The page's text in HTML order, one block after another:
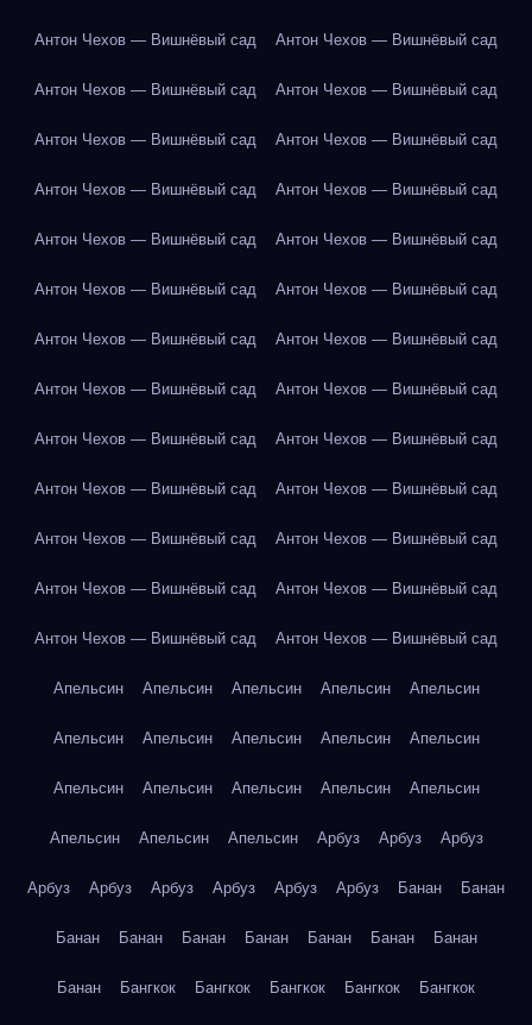
Антон Чехов — Вишнёвый сад Антон Чехов — Вишнёвый сад
Антон Чехов — Вишнёвый сад Антон Чехов — Вишнёвый сад
Антон Чехов — Вишнёвый сад Антон Чехов — Вишнёвый сад
Антон Чехов — Вишнёвый сад Антон Чехов — Вишнёвый сад
Антон Чехов — Вишнёвый сад Антон Чехов — Вишнёвый сад
Антон Чехов — Вишнёвый сад Антон Чехов — Вишнёвый сад
Антон Чехов — Вишнёвый сад Антон Чехов — Вишнёвый сад
Антон Чехов — Вишнёвый сад Антон Чехов — Вишнёвый сад
Антон Чехов — Вишнёвый сад Антон Чехов — Вишнёвый сад
Антон Чехов — Вишнёвый сад Антон Чехов — Вишнёвый сад
Антон Чехов — Вишнёвый сад Антон Чехов — Вишнёвый сад
Антон Чехов — Вишнёвый сад Антон Чехов — Вишнёвый сад
Антон Чехов — Вишнёвый сад Антон Чехов — Вишнёвый сад
Апельсин Апельсин Апельсин Апельсин Апельсин
Апельсин Апельсин Апельсин Апельсин Апельсин
Апельсин Апельсин Апельсин Апельсин Апельсин
Апельсин Апельсин Апельсин Арбуз Арбуз Арбуз
Арбуз Арбуз Арбуз Арбуз Арбуз Арбуз Банан Банан
Банан Банан Банан Банан Банан Банан Банан
Банан Бангкок Бангкок Бангкок Бангкок Бангкок